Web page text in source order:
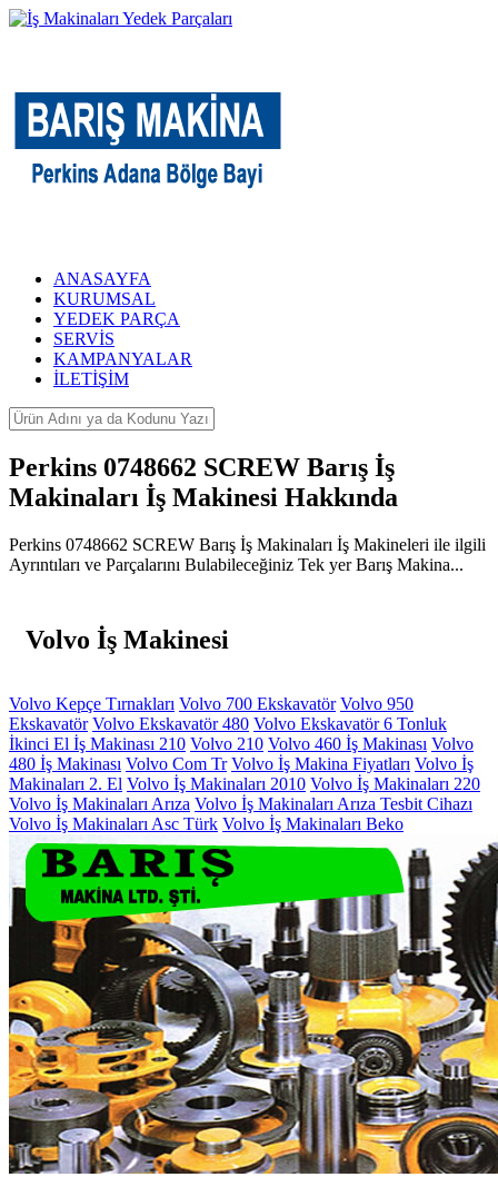
ANASAYFA
KURUMSAL
YEDEK PARÇA
SERVİS
KAMPANYALAR
İLETİŞİM
Perkins 0748662 SCREW Barış İş
Makinaları İş Makinesi Hakkında
Perkins 0748662 SCREW Barış İş Makinaları İş Makineleri ile ilgili
Ayrıntıları ve Parçalarını Bulabileceğiniz Tek yer Barış Makina...
Volvo İş Makinesi
Volvo Kepçe Tırnakları Volvo 700 Ekskavatör Volvo 950
Ekskavatör Volvo Ekskavatör 480 Volvo Ekskavatör 6 Tonluk
İkinci El İş Makinası 210 Volvo 210 Volvo 460 İş Makinası Volvo
480 İş Makinası Volvo Com Tr Volvo İş Makina Fiyatları Volvo İş
Makinaları 2. El Volvo İş Makinaları 2010 Volvo İş Makinaları 220
Volvo İş Makinaları Arıza Volvo İş Makinaları Arıza Tesbit Cihazı
Volvo İş Makinaları Asc Türk Volvo İş Makinaları Beko